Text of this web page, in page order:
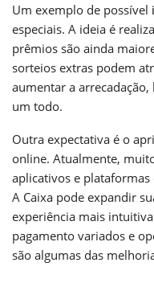
Um exemplo de possível
especiais. A ideia é
prêmios são ainda
sorteios extras podem
aumentar a
um todo.
Outra expectativa é o
online. Atualmente,
aplicativos e plataformas
A Caixa pode expandir
experiência mais
pagamento variados e
são algumas das